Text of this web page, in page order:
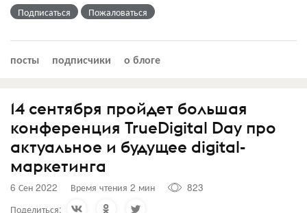
Подписаться Пожаловаться
посты подписчики о блоге
14 сентября пройдет большая
конференция TrueDigital Day про
актуальное и будущее digital-
маркетинга
6 Сен 2022 Время чтения 2 мин
823
Поделиться: